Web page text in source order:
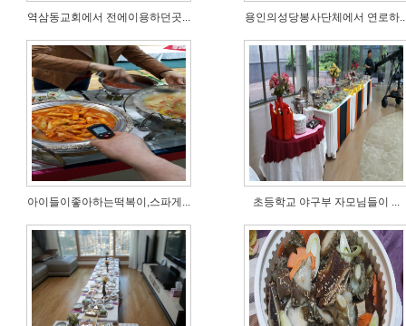
역삼동교회에서 전에이용하던곳... 용인의성당봉사단체에서 연로하
아이들이좋아하는떡복이,스파게... 초등학교 야구부 자모님들이 ...